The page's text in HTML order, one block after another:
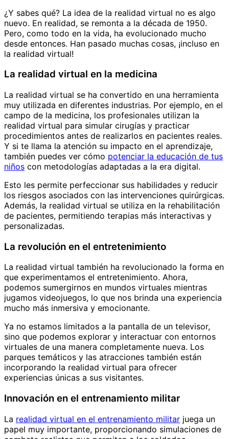
¿Y sabes qué? La idea de la realidad virtual no es algo
nuevo. En realidad, se remonta a la década de 1950.
Pero, como todo en la vida, ha evolucionado mucho
desde entonces. Han pasado muchas cosas, ¡incluso en
la realidad virtual!
La realidad virtual en la medicina
La realidad virtual se ha convertido en una herramienta
muy utilizada en diferentes industrias. Por ejemplo, en el
campo de la medicina, los profesionales utilizan la
realidad virtual para simular cirugías y practicar
procedimientos antes de realizarlos en pacientes reales.
Y si te llama la atención su impacto en el aprendizaje,
también puedes ver cómo potenciar la educación de tus
niños con metodologías adaptadas a la era digital.
Esto les permite perfeccionar sus habilidades y reducir
los riesgos asociados con las intervenciones quirúrgicas.
Además, la realidad virtual se utiliza en la rehabilitación
de pacientes, permitiendo terapias más interactivas y
personalizadas.
La revolución en el entretenimiento
La realidad virtual también ha revolucionado la forma en
que experimentamos el entretenimiento. Ahora,
podemos sumergirnos en mundos virtuales mientras
jugamos videojuegos, lo que nos brinda una experiencia
mucho más inmersiva y emocionante.
Ya no estamos limitados a la pantalla de un televisor,
sino que podemos explorar y interactuar con entornos
virtuales de una manera completamente nueva. Los
parques temáticos y las atracciones también están
incorporando la realidad virtual para ofrecer
experiencias únicas a sus visitantes.
Innovación en el entrenamiento militar
La realidad virtual en el entrenamiento militar juega un
papel muy importante, proporcionando simulaciones de